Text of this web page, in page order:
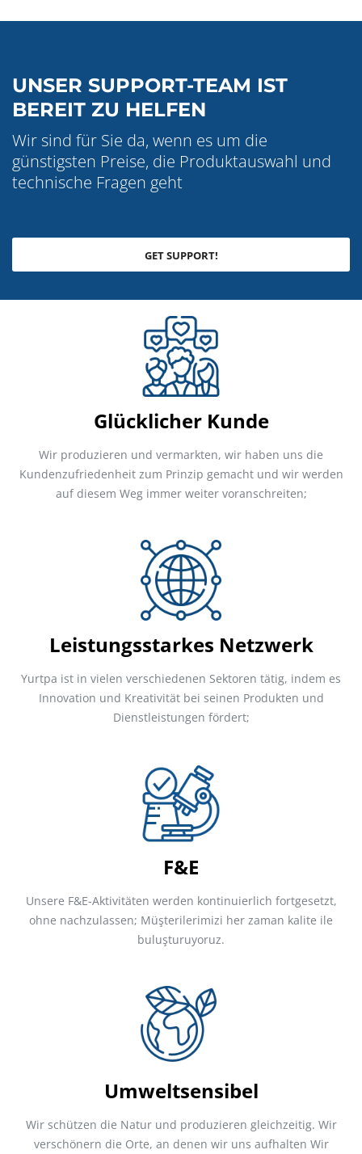
UNSER SUPPORT-TEAM IST
BEREIT ZU HELFEN
Wir sind für Sie da, wenn es um die
günstigsten Preise, die Produktauswahl und
technische Fragen geht
GET SUPPORT!
Glücklicher Kunde
Wir produzieren und vermarkten, wir haben uns die
Kundenzufriedenheit zum Prinzip gemacht und wir werden
auf diesem Weg immer weiter voranschreiten;
Leistungsstarkes Netzwerk
Yurtpa ist in vielen verschiedenen Sektoren tätig, indem es
Innovation und Kreativität bei seinen Produkten und
Dienstleistungen fördert;
F&E
Unsere F&E-Aktivitäten werden kontinuierlich fortgesetzt,
ohne nachzulassen; Müşterilerimizi her zaman kalite ile
buluşturuyoruz.
Umweltsensibel
Wir schützen die Natur und produzieren gleichzeitig. Wir
verschönern die Orte, an denen wir uns aufhalten Wir